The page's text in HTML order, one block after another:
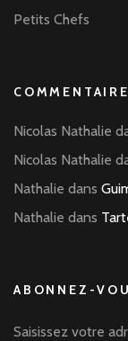
Petits Chefs
Nicolas Nathalie
Nicolas Nathalie
Nathalie dans
Nathalie dans
ABONNEZ-
Saisissez votre